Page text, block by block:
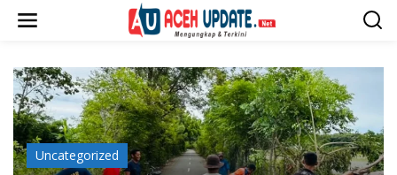
Uncategorized